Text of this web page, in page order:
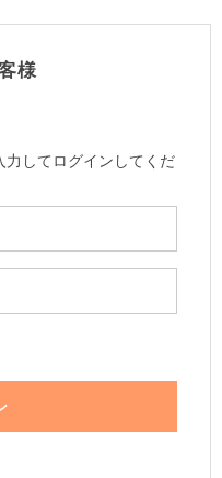
様
力してログインしてくだ